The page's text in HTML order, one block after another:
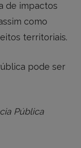
de impactos
como
territoriais.
pode ser
Pública